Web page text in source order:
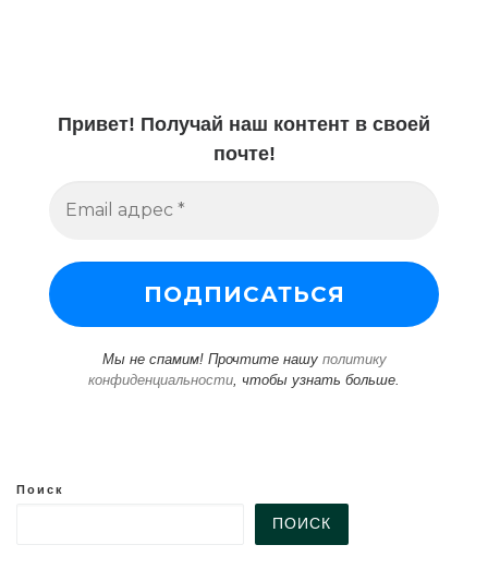
Привет! Получай наш контент в своей
почте!
Мы не спамим! Прочтите нашу политику
конфиденциальности , чтобы узнать больше.
Поиск
ПОИСК